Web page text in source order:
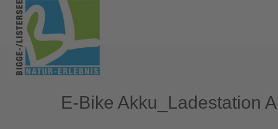
E-Bike Akku_Ladestation